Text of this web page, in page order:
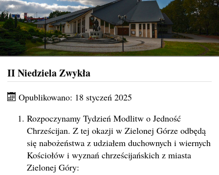
II Niedziela Zwykła
Opublikowano: 18 styczeń 2025
Rozpoczynamy Tydzień Modlitw o Jedność
Chrześcijan. Z tej okazji w Zielonej Górze odbędą
się nabożeństwa z udziałem duchownych i wiernych
Kościołów i wyznań chrześcijańskich z miasta
Zielonej Góry: